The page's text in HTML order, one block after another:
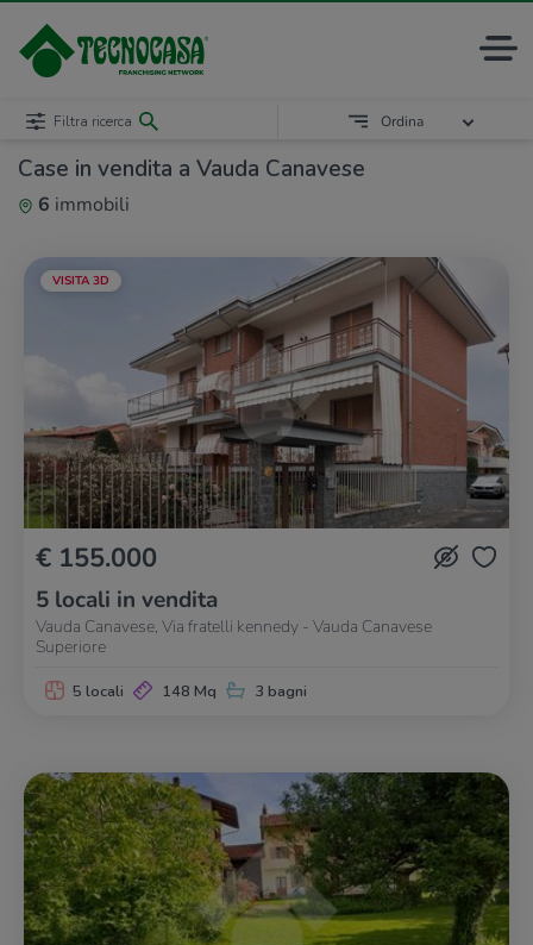
Case in vendita a Vauda Canavese
6 immobili
Filtra ricerca Ordina
VISITA 3D
€ 155.000
5 locali in vendita
Vauda Canavese, Via fratelli kennedy - Vauda Canavese
Superiore
5 locali 148 Mq 3 bagni